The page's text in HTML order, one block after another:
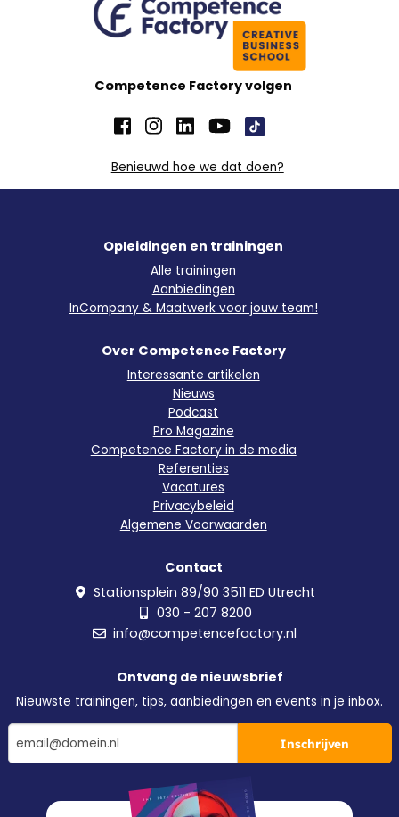
Competence Factory volgen
Benieuwd hoe we dat doen?
Opleidingen en trainingen
Alle trainingen
Aanbiedingen
InCompany & Maatwerk voor jouw team!
Over Competence Factory
Interessante artikelen
Nieuws
Podcast
Pro Magazine
Competence Factory in de media
Referenties
Vacatures
Privacybeleid
Algemene Voorwaarden
Contact
Stationsplein 89/90 3511 ED Utrecht
030 - 207 8200
info@competencefactory.nl
Ontvang de nieuwsbrief
Nieuwste trainingen, tips, aanbiedingen en events in je inbox.
Inschrijven